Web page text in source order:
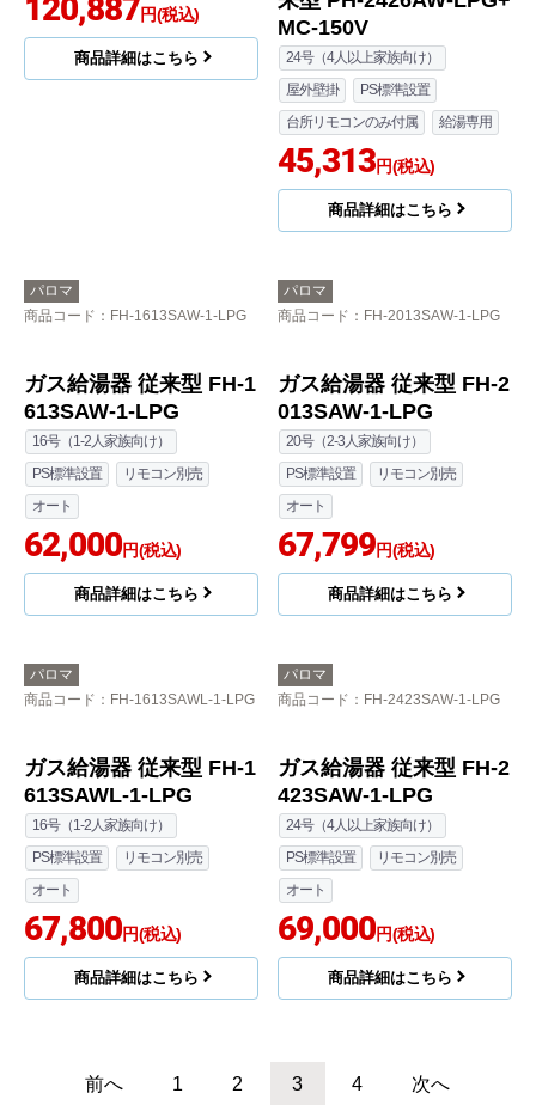
フルオート
エコジョーズ
118,834
ガス給湯器 FH-2013SA
W-1-13A+MFC-250 工
事費込
120,887
PH-2426Aシリーズ コ
ンパクトオートストッ
プタイプ ガス給湯器 従
来型 PH-2426AW-LPG+
24号（4人以上家族向け）
屋外壁掛
PS標準設置
45,313円(税込)
商品詳細はこちら
パロマ
商品コード：FH-1613SAW-1-LPG
パロマ
商品コード：FH-2013SAW-1-LPG